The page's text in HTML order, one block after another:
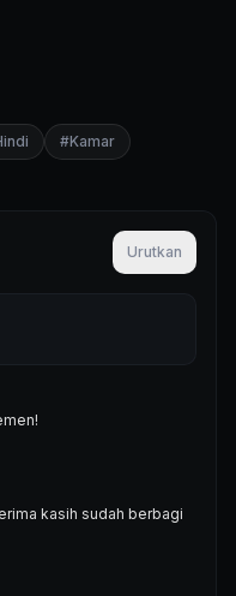
#Kamar
Urutkan
kasih sudah berbagi